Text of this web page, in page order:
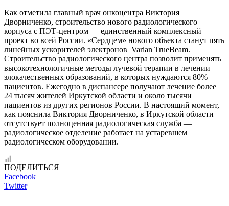
Как отметила главный врач онкоцентра Виктория
Дворниченко, строительство нового радиологического
корпуса с ПЭТ-центром — единственный комплексный
проект во всей России. «Сердцем» нового объекта станут пять
линейных ускорителей электронов Varian TrueBeam.
Строительство радиологического центра позволит применять
высокотехнологичные методы лучевой терапии в лечении
злокачественных образований, в которых нуждаются 80%
пациентов. Ежегодно в диспансере получают лечение более
24 тысяч жителей Иркутской области и около тысячи
пациентов из других регионов России. В настоящий момент,
как пояснила Виктория Дворниченко, в Иркутской области
отсутствует полноценная радиологическая служба —
радиологическое отделение работает на устаревшем
радиологическом оборудовании.
ПОДЕЛИТЬСЯ
Facebook
Twitter